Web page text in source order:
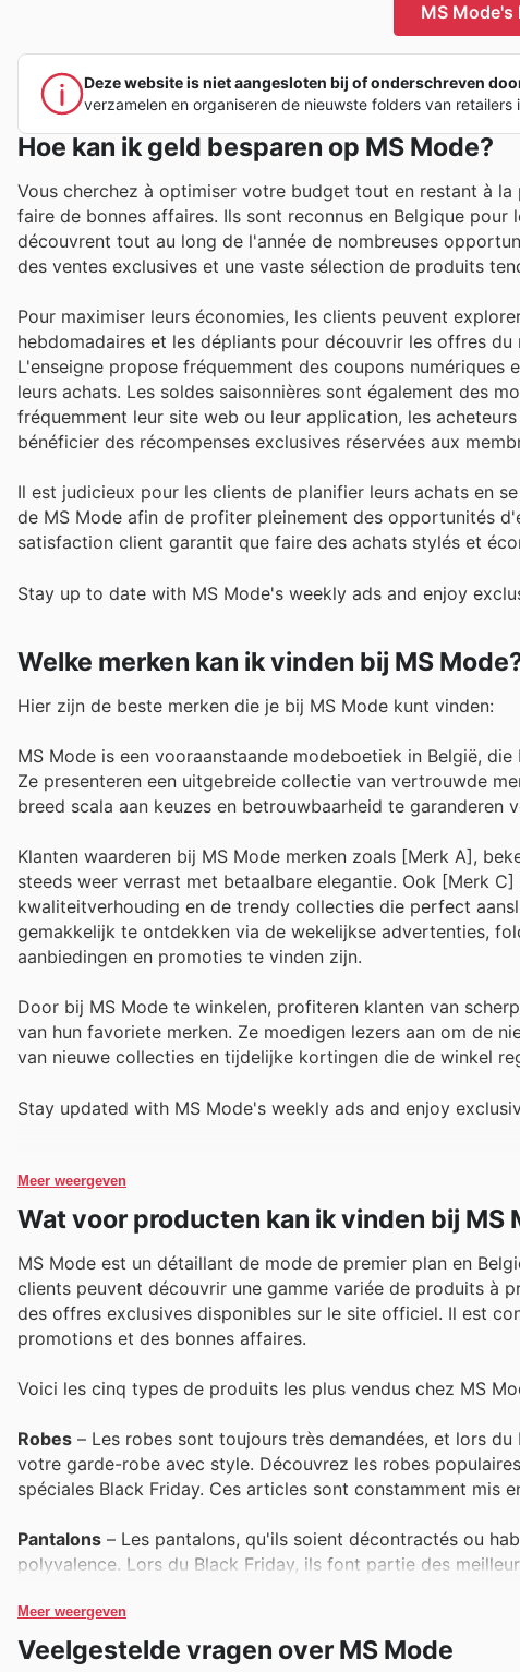
MS Mode's
Deze website is niet aangesloten bij of onderschreven
verzamelen en organiseren de nieuwste folders van
Hoe kan ik geld besparen op MS Mode?
Vous cherchez à optimiser votre budget tout en restant à
faire de bonnes affaires. Ils sont reconnus en Belgique
découvrent tout au long de l'année de nombreuses
des ventes exclusives et une vaste sélection de produits
Pour maximiser leurs économies, les clients peuvent
hebdomadaires et les dépliants pour découvrir les offres
L'enseigne propose fréquemment des coupons
leurs achats. Les soldes saisonnières sont également des
fréquemment leur site web ou leur application, les
bénéficier des récompenses exclusives réservées aux
Il est judicieux pour les clients de planifier leurs achats en
de MS Mode afin de profiter pleinement des opportunités
satisfaction client garantit que faire des achats stylés et
Stay up to date with MS Mode's weekly ads and enjoy
Welke merken kan ik vinden bij MS
Hier zijn de beste merken die je bij MS Mode kunt vinden:
MS Mode is een vooraanstaande modeboetiek in België,
Ze presenteren een uitgebreide collectie van vertrouwde
breed scala aan keuzes en betrouwbaarheid te
Klanten waarderen bij MS Mode merken zoals [Merk A],
steeds weer verrast met betaalbare elegantie. Ook [Merk
kwaliteitverhouding en de trendy collecties die perfect
gemakkelijk te ontdekken via de wekelijkse advertenties,
aanbiedingen en promoties te vinden zijn.
Door bij MS Mode te winkelen, profiteren klanten van
van hun favoriete merken. Ze moedigen lezers aan om de
van nieuwe collecties en tijdelijke kortingen die de winkel
Stay updated with MS Mode's weekly ads and enjoy
Meer weergeven
Wat voor producten kan ik vinden bij MS
MS Mode est un détaillant de mode de premier plan en
clients peuvent découvrir une gamme variée de produits à
des offres exclusives disponibles sur le site officiel. Il est
promotions et des bonnes affaires.
Voici les cinq types de produits les plus vendus chez MS
Robes – Les robes sont toujours très demandées, et lors
votre garde-robe avec style. Découvrez les robes
spéciales Black Friday. Ces articles sont constamment mis
Pantalons – Les pantalons, qu'ils soient décontractés ou
polyvalence. Lors du Black Friday, ils font partie des
Hauts– Les hauts, des t-shirts aux chemisiers élégants,
pendant le Black Friday est indéniable, car ils permettent
Meer weergeven
Veelgestelde vragen over MS Mode